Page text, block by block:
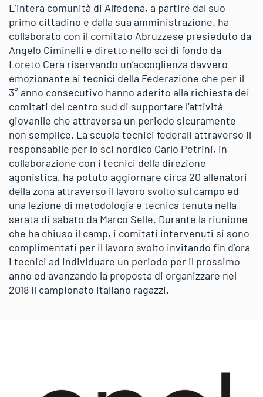
L’intera comunità di Alfedena, a partire dal suo
primo cittadino e dalla sua amministrazione, ha
collaborato con il comitato Abruzzese presieduto da
Angelo Ciminelli e diretto nello sci di fondo da
Loreto Cera riservando un’accoglienza davvero
emozionante ai tecnici della Federazione che per il
3° anno consecutivo hanno aderito alla richiesta dei
comitati del centro sud di supportare l’attività
giovanile che attraversa un periodo sicuramente
non semplice. La scuola tecnici federali attraverso il
responsabile per lo sci nordico Carlo Petrini, in
collaborazione con i tecnici della direzione
agonistica, ha potuto aggiornare circa 20 allenatori
della zona attraverso il lavoro svolto sul campo ed
una lezione di metodologia e tecnica tenuta nella
serata di sabato da Marco Selle. Durante la riunione
che ha chiuso il camp, i comitati intervenuti si sono
complimentati per il lavoro svolto invitando fin d’ora
i tecnici ad individuare un periodo per il prossimo
anno ed avanzando la proposta di organizzare nel
2018 il campionato italiano ragazzi.